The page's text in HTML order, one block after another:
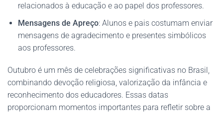
relacionados à educação e ao papel dos professores.
Mensagens de Apreço: Alunos e pais costumam enviar
mensagens de agradecimento e presentes simbólicos
aos professores.
Outubro é um mês de celebrações significativas no Brasil,
combinando devoção religiosa, valorização da infância e
reconhecimento dos educadores. Essas datas
proporcionam momentos importantes para refletir sobre a